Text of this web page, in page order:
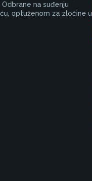
na suđenju
optuženom za zločine u